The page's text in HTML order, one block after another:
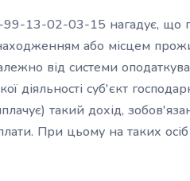
13-02-03-15 нагадує, що
або місцем
від системи
діяльності суб'єкт
такий дохід,
При цьому на таких осіб